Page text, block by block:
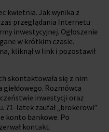
kwietnia. Jak wynika z
przeglądania Internetu
inwestycyjnej. Ogłoszenie
w krótkim czasie.
kliknął w link i pozostawił
skontaktowała się z nim
Rozmówca
inwestycji oraz
71-latek zaufał „brokerowi”
konto bankowe. Po
kontakt.